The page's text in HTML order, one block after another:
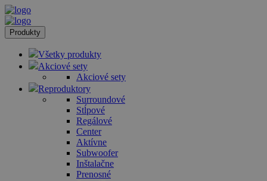
Produkty
Všetky produkty
Akciové sety
Akciové sety
Reproduktory
Surroundové
Stĺpové
Regálové
Center
Aktívne
Subwoofer
Inštalačne
Prenosné